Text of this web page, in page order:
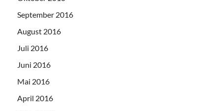
September 2016
August 2016
Juli 2016
Juni 2016
Mai 2016
April 2016